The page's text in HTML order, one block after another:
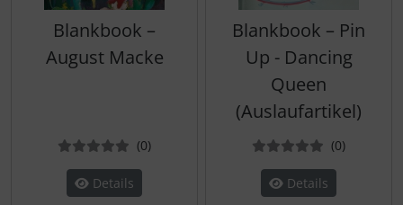
Blankbook –
August Macke
(0Bewertungen
)
Details
Blankbook – Pin
Up - Dancing
Queen
(Auslaufartikel)
(0)
Details